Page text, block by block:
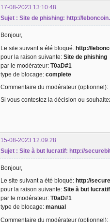
17-08-2023 13:10:48
Sujet : Site de phishing: http://
Bonjour,
Le site suivant a été bloqué: http://
pour la raison suivante: Site de phishing
par le modérateur: T0aD#1
type de blocage: complete
Commentaire du modérateur (optionnel):
Si vous contestez la décision ou
15-08-2023 12:09:28
Sujet : Site à but lucratif: http://
Bonjour,
Le site suivant a été bloqué: http://
pour la raison suivante: Site à but lucratif
par le modérateur: T0aD#1
type de blocage: manual
Commentaire du modérateur (optionnel):